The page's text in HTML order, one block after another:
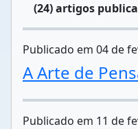
(24) artigos
Publicado em 04 de
A Arte de
Publicado em 11 de